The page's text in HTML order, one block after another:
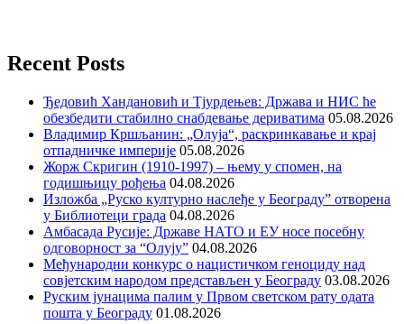
Recent Posts
Ђедовић Хандановић и Тјурдењев: Држава и НИС ће
обезбедити стабилно снабдевање дериватима 05.08.2026
Владимир Кршљанин: „Олуја“, раскринкавање и крај
отпадничке империје 05.08.2026
Жорж Скригин (1910-1997) – њему у спомен, на
годишњицу рођења 04.08.2026
Изложба „Руско културно наслеђе у Београду” отворена
у Библиотеци града 04.08.2026
Амбасада Русије: Државе НАТО и ЕУ носе посебну
одговорност за “Олују” 04.08.2026
Међународни конкурс о нацистичком геноциду над
совјетским народом представљен у Београду 03.08.2026
Руским јунацима палим у Првом светском рату одата
пошта у Београду 01.08.2026